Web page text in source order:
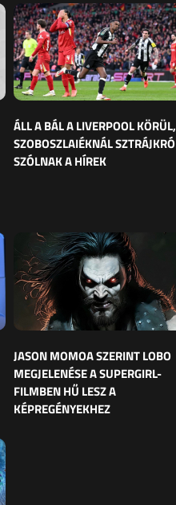
ÁLL A BÁL A LIVERPOOL KÖRÜL,
SZOBOSZLAIÉKNÁL
SZÓLNAK A HÍREK
JASON MOMOA SZERINT LOBO
MEGJELENÉSE A SUPERGIRL-
FILMBEN HŰ LESZ A
KÉPREGÉNYEKHEZ